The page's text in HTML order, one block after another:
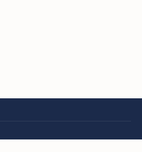
Carlos Borromeu. Todos os direitos